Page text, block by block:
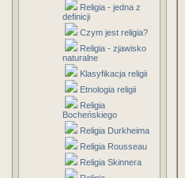
Religia - jedna z
definicji
Czym jest religia?
Religia - zjawisko
naturalne
Klasyfikacja religii
Etnologia religii
Religia
Bocheńskiego
Religia Durkheima
Religia Rousseau
Religia Skinnera